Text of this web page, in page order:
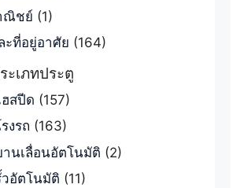
ณิชย์ (1)
ะที่อยู่อาศัย (164)
ะเภทประตู
สปีด (157)
งรถ (163)
นเลื่อนอัตโนมัติ (2)
อัตโนมัติ (11)